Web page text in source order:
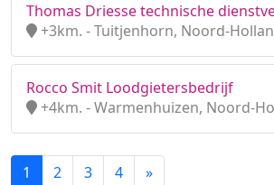
Thomas Driesse technische
+3km. - Tuitjenhorn, Noord-
Rocco Smit Loodgietersbedrijf
+4km. - Warmenhuizen, Noord-
1 2 3 4 »